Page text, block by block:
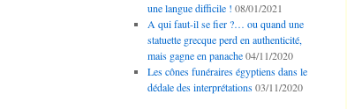
une langue difficile ! 08/01/2021
A qui faut-il se fier ?… ou quand une
statuette grecque perd en authenticité,
mais gagne en panache 04/11/2020
Les cônes funéraires égyptiens dans le
dédale des interprétations 03/11/2020